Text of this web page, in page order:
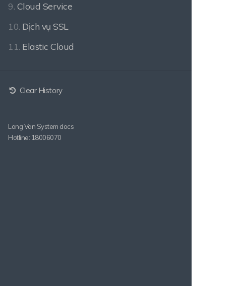
9. Cloud Service
10. Dịch vụ SSL
11. Elastic Cloud
Clear History
Long Van System docs
Hotline: 18006070